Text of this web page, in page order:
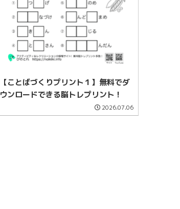
【ことばづくりプリント１】無料でダ
ウンロードできる脳トレプリント！
2026.07.06